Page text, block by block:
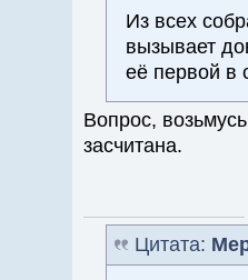
Из всех
вызывает
её первой в
Вопрос,
засчитана.
Цитата: